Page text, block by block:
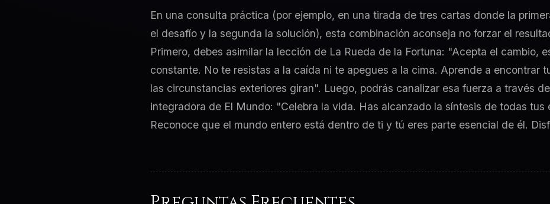
En una consulta práctica (por ejemplo, en una tirada de tres cartas donde la
el desafío y la segunda la solución), esta combinación aconseja no forzar el
Primero, debes asimilar la lección de La Rueda de la Fortuna: "Acepta el cambio,
constante. No te resistas a la caída ni te apegues a la cima. Aprende a encontrar
las circunstancias exteriores giran". Luego, podrás canalizar esa fuerza a través
integradora de El Mundo: "Celebra la vida. Has alcanzado la síntesis de todas tus
Reconoce que el mundo entero está dentro de ti y tú eres parte esencial de él.